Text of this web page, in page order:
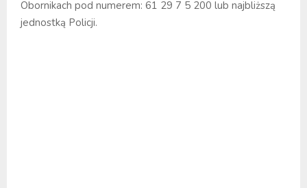
Obornikach pod numerem: 61 29 7 5 200 lub najbliższą
jednostką Policji.